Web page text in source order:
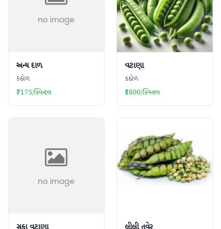
અન્ય દાળ
કઠોળ
₹7175/ક્વિન્ટલ
વટાણા
કઠોળ
₹1800/ક્વિન્ટલ